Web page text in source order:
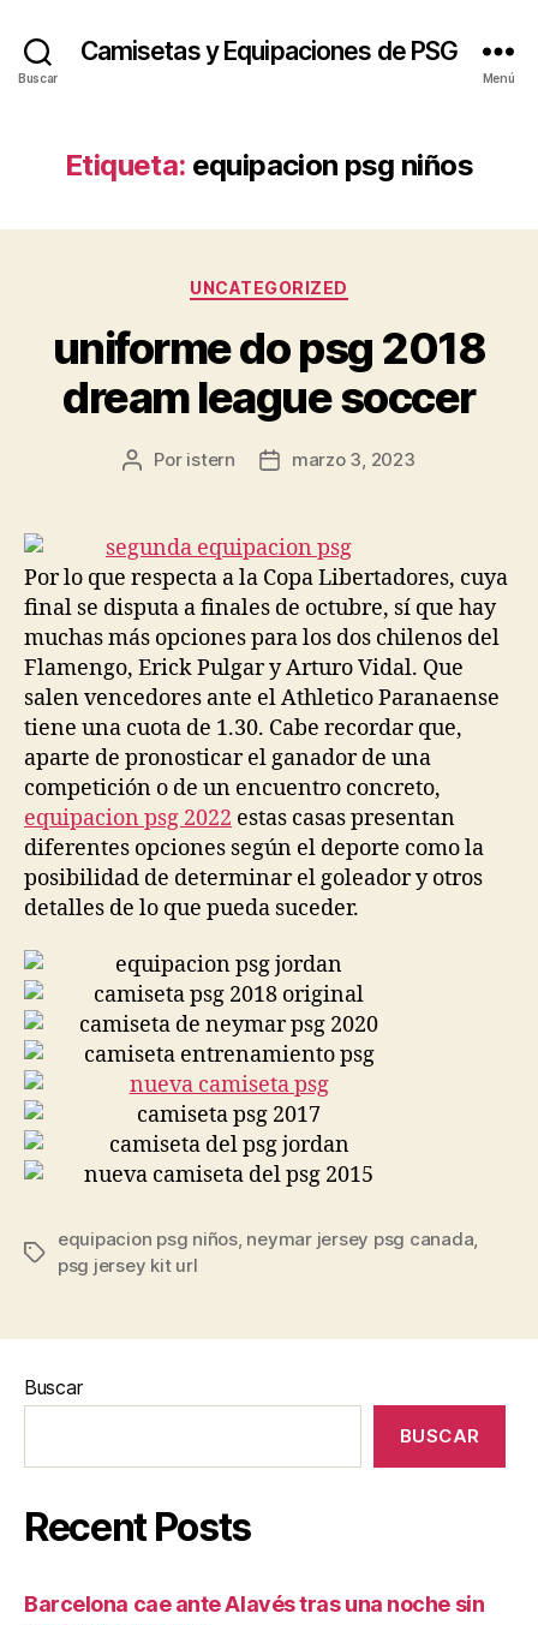
Buscar
Camisetas y Equipaciones de PSG
Menú
Etiqueta: equipacion psg niños
Categorías
UNCATEGORIZED
uniforme do psg 2018
dream league soccer
Autor
entrada
Por istern
Fecha
entrada
marzo 3, 2023
Por lo que respecta a la Copa Libertadores, cuya
final se disputa a finales de octubre, sí que hay
muchas más opciones para los dos chilenos del
Flamengo, Erick Pulgar y Arturo Vidal. Que
salen vencedores ante el Athletico Paranaense
tiene una cuota de 1.30. Cabe recordar que,
aparte de pronosticar el ganador de una
competición o de un encuentro concreto,
equipacion psg 2022 estas casas presentan
diferentes opciones según el deporte como la
posibilidad de determinar el goleador y otros
detalles de lo que pueda suceder.
Etiquetas
equipacion psg niños, neymar jersey psg canada,
psg jersey kit url
Buscar
BUSCAR
Recent Posts
Barcelona cae ante Alavés tras una noche sin